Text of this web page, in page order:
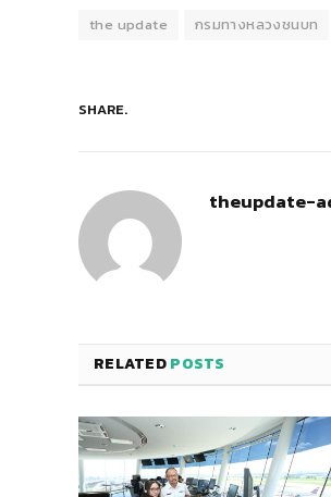
the update กรมทางหลวงชนบท
SHARE.
theupdate-
RELATEDPOSTS